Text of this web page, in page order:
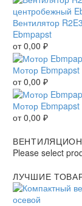
Вентилятор
Ebmpapst
от0,00 ₽
Мотор
от0,00 ₽
Мотор
от0,00 ₽
Please select
ЛУЧШИЕ